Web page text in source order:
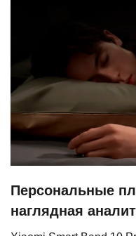
Персональные
наглядная